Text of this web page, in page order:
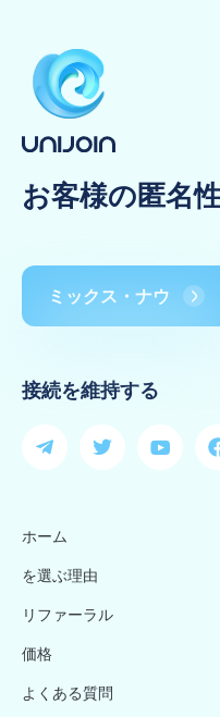
お客様の匿名
ミックス・ナウ
接続を維持する
ホーム
を選ぶ理由
リファーラル
価格
よくある質問